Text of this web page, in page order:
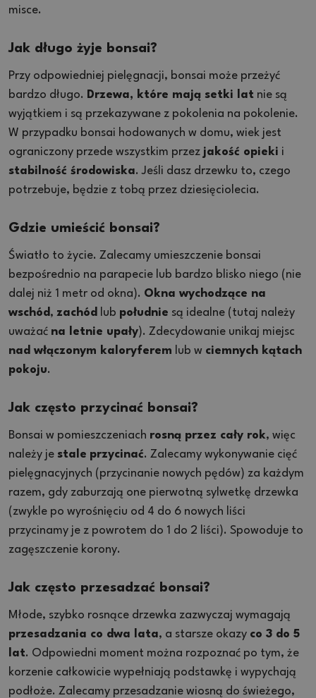
misce.
Jak długo żyje bonsai?
Przy odpowiedniej pielęgnacji, bonsai może przeżyć
bardzo długo. Drzewa, które mają setki lat nie są
wyjątkiem i są przekazywane z pokolenia na pokolenie.
W przypadku bonsai hodowanych w domu, wiek jest
ograniczony przede wszystkim przez jakość opieki i
stabilność środowiska. Jeśli dasz drzewku to, czego
potrzebuje, będzie z tobą przez dziesięciolecia.
Gdzie umieścić bonsai?
Światło to życie. Zalecamy umieszczenie bonsai
bezpośrednio na parapecie lub bardzo blisko niego (nie
dalej niż 1 metr od okna). Okna wychodzące na
wschód , zachód lub południe są idealne (tutaj należy
uważać na letnie upały). Zdecydowanie unikaj miejsc
nad włączonym kaloryferem lub w ciemnych kątach
pokoju.
Jak często przycinać bonsai?
Bonsai w pomieszczeniach rosną przez cały rok, więc
należy je stale przycinać. Zalecamy wykonywanie cięć
pielęgnacyjnych (przycinanie nowych pędów) za każdym
razem, gdy zaburzają one pierwotną sylwetkę drzewka
(zwykle po wyrośnięciu od 4 do 6 nowych liści
przycinamy je z powrotem do 1 do 2 liści). Spowoduje to
zagęszczenie korony.
Jak często przesadzać bonsai?
Młode, szybko rosnące drzewka zazwyczaj wymagają
przesadzania co dwa lata, a starsze okazy co 3 do 5
lat. Odpowiedni moment można rozpoznać po tym, że
korzenie całkowicie wypełniają podstawkę i wypychają
podłoże. Zalecamy przesadzanie wiosną do świeżego,